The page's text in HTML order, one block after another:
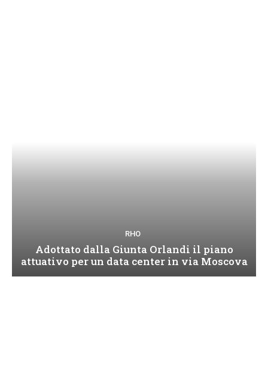
RHO
Adottato dalla Giunta Orlandi il piano
attuativo per un data center in via Moscova